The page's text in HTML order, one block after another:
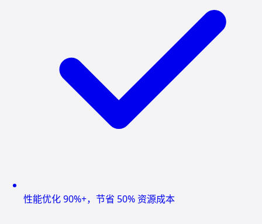
性能优化 90%+，节省 50% 资源成本